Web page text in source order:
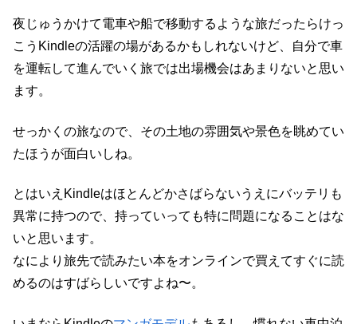
夜じゅうかけて電車や船で移動するような旅だったらけっ
こうKindleの活躍の場があるかもしれないけど、自分で車
を運転して進んでいく旅では出場機会はあまりないと思い
ます。
せっかくの旅なので、その土地の雰囲気や景色を眺めてい
たほうが面白いしね。
とはいえKindleはほとんどかさばらないうえにバッテリも
異常に持つので、持っていっても特に問題になることはな
いと思います。
なにより旅先で読みたい本をオンラインで買えてすぐに読
めるのはすばらしいですよね〜。